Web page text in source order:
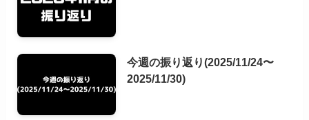
今週の振り返り(2025/11/24〜
2025/11/30)